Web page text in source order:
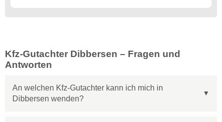
Kfz-Gutachter Dibbersen – Fragen und
Antworten
An welchen Kfz-Gutachter kann ich mich in
Dibbersen wenden?